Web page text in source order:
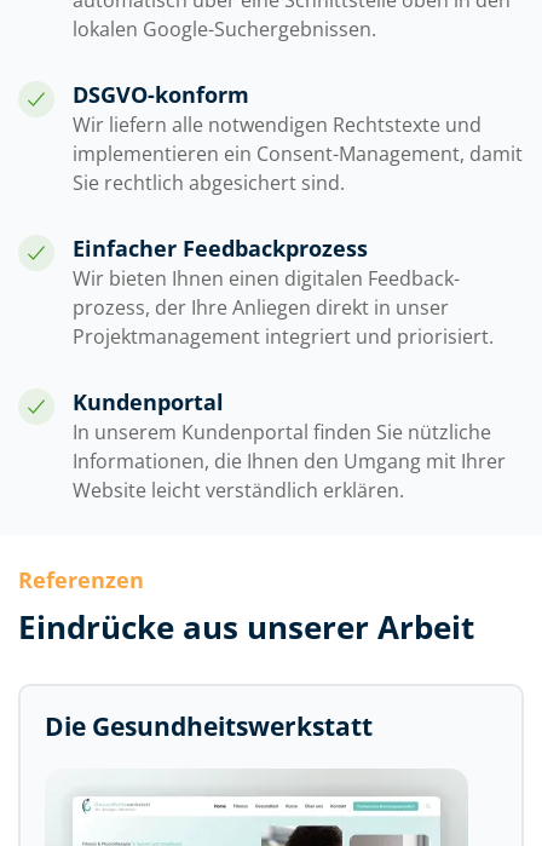
lokalen Google-Suchergebnissen.
DSGVO-konform
Wir liefern alle notwendigen Rechtstexte und
implementieren ein Consent-Management, damit
Sie rechtlich abgesichert sind.
Einfacher Feedbackprozess
Wir bieten Ihnen einen digitalen Feedback­
prozess, der Ihre Anliegen direkt in unser
Projektmanagement integriert und priorisiert.
Kundenportal
In unserem Kundenportal finden Sie nützliche
Informationen, die Ihnen den Umgang mit Ihrer
Website leicht verständlich erklären.
Referenzen
Eindrücke aus unserer Arbeit
Die Gesundheitswerkstatt